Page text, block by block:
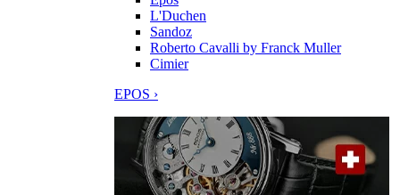
L'Duchen
Sandoz
Roberto Cavalli by Franck Muller
Cimier
EPOS ›